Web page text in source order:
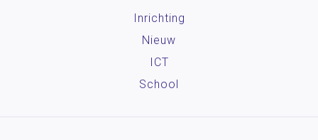
Inrichting
Nieuw
ICT
School